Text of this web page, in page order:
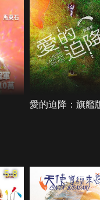
愛的迫降：旗艦
5.8